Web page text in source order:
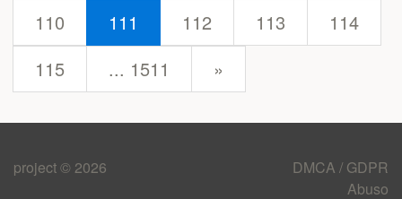
110
111 112 113
114
115
... 1511 »
project © 2026
DMCA / GDPR
Abuso